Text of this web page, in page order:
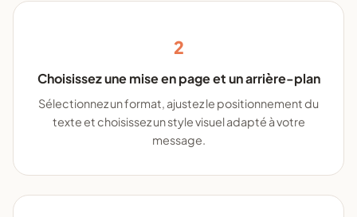
2
Choisissez une mise en page et un arrière-plan
Sélectionnez un format, ajustez le positionnement du
texte et choisissez un style visuel adapté à votre
message.